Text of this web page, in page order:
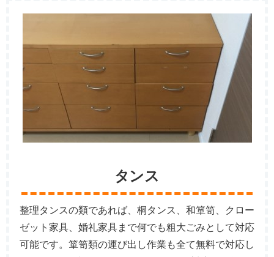
タンス
整理タンスの類であれば、桐タンス、和箪笥、クロー
ゼット家具、婚礼家具まで何でも粗大ごみとして対応
可能です。箪笥類の運び出し作業も全て無料で対応し